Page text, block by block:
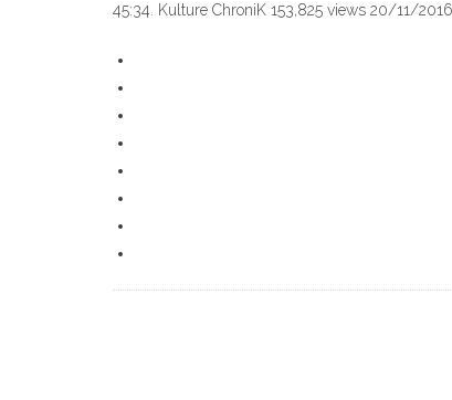
45:34. Kulture ChroniK 153,825 views 20/11/2016